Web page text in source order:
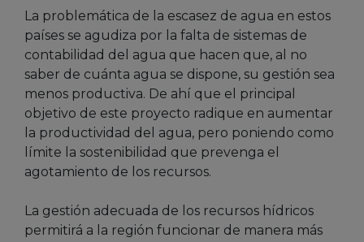
La problemática de la escasez de agua en estos
países se agudiza por la falta de sistemas de
contabilidad del agua que hacen que, al no
saber de cuánta agua se dispone, su gestión sea
menos productiva. De ahí que el principal
objetivo de este proyecto radique en aumentar
la productividad del agua, pero poniendo como
límite la sostenibilidad que prevenga el
agotamiento de los recursos.
La gestión adecuada de los recursos hídricos
permitirá a la región funcionar de manera más